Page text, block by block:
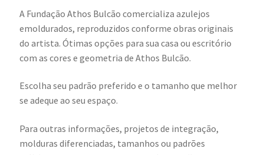
A Fundação Athos Bulcão comercializa azulejos
emoldurados, reproduzidos conforme obras originais
do artista. Ótimas opções para sua casa ou escritório
com as cores e geometria de Athos Bulcão.
Escolha seu padrão preferido e o tamanho que melhor
se adeque ao seu espaço.
Para outras informações, projetos de integração,
molduras diferenciadas, tamanhos ou padrões